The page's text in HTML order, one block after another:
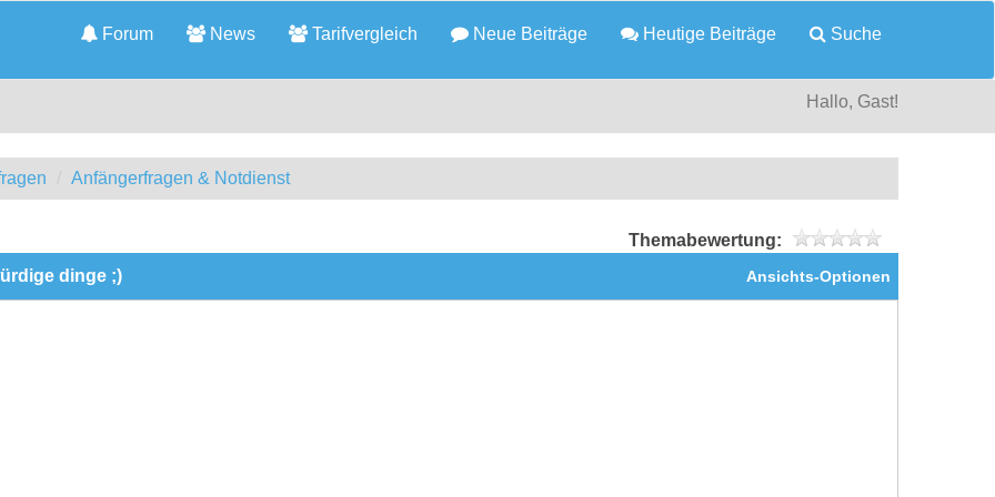
Forum News Tarifvergleich Neue Beiträge Heutige Beiträge Suche
Hallo, Gast!
Anfängerfragen & Notdienst
Themabewertung:
Ansichts-Optionen
dinge ;)